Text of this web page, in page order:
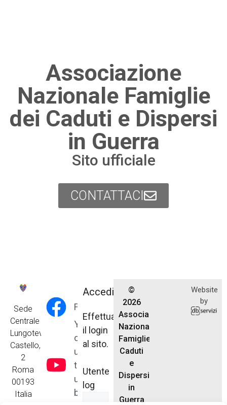
Associazione
Nazionale Famiglie
dei Caduti e Dispersi
in Guerra
Sito ufficiale
CONTATTACI
Sede
Centrale
Lungotevere
Castello,
2
Roma
00193
Italia
Facebook
Y
o
u
t
u
b
Accedi
Effettua
il login
al sito.
Utente
log
©
2026
Associazione
Nazionale
Famiglie
Caduti
e
Dispersi
in
Guerra
Website
by